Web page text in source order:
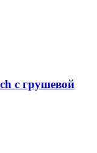
с грушевой